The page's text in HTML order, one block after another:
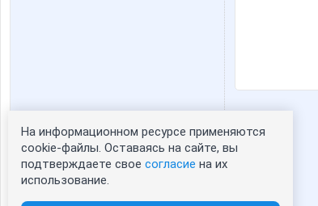
Статистика портрета:
сейчас просматривают портрет - 0
зарегистрированные пользователи
На информационном ресурсе применяются
cookie-файлы. Оставаясь на сайте, вы
подтверждаете свое согласие на их
использование.